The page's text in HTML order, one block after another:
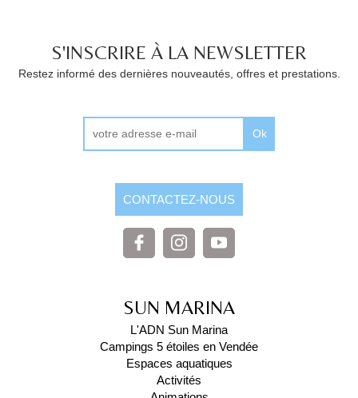
S'INSCRIRE À LA NEWSLETTER
Restez informé des dernières nouveautés, offres et prestations.
Ok
CONTACTEZ-NOUS
SUN MARINA
L'ADN Sun Marina
Campings 5 étoiles en Vendée
Espaces aquatiques
Activités